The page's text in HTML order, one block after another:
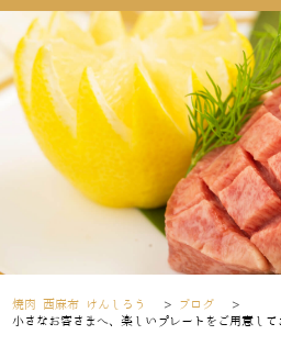
焼肉 西麻布 けんしろう > ブログ
>
小さなお客さまへ、楽しいプレートをご用意し